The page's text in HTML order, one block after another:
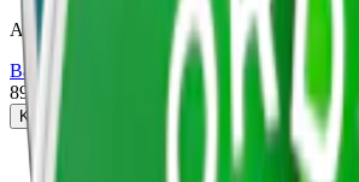
Attribut
Bär Chili MintNordic Spirit
89 kr
Köp